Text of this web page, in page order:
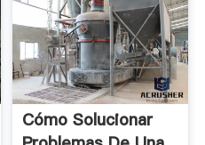
Cómo Solucionar